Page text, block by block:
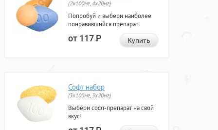
(2x100мг, 4x20мг)
Попробуй и выбери наиболее
понравившийся препарат.
от 117Р Купить
Софт набор
(3x100мг, 3x20мг)
Выбери софт-препарат на свой
вкус!